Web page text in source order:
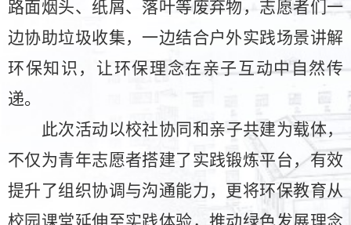
路面烟头、纸屑、落叶等废弃物，志愿者们一
边协助垃圾收集，一边结合户外实践场景讲解
环保知识，让环保理念在亲子互动中自然传
递。
此次活动以校社协同和亲子共建为载体，
不仅为青年志愿者搭建了实践锻炼平台，有效
提升了组织协调与沟通能力，更将环保教育从
校园课堂延伸至实践体验，推动绿色发展理念